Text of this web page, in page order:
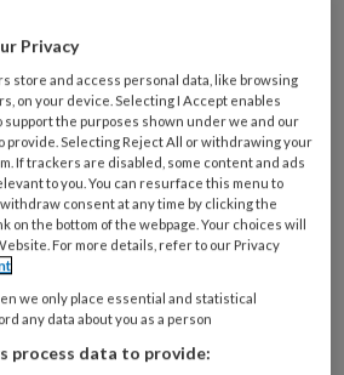
mee.
van de
is echter ook de
zonder specifieke
of psychiatrie in
en psychiaters
een ‘voorzichtige schatting’
Privacy
store and access personal data, like browsing
on your device. Selecting I Accept enables
the purposes shown under we and our
provide. Selecting Reject All or withdrawing your
If trackers are disabled, some content and ads
to you. You can resurface this menu to
consent at any time by clicking the
on the bottom of the webpage. Your choices will
For more details, refer to our Privacy
we only place essential and statistical
any data about you as a person
process data to provide: